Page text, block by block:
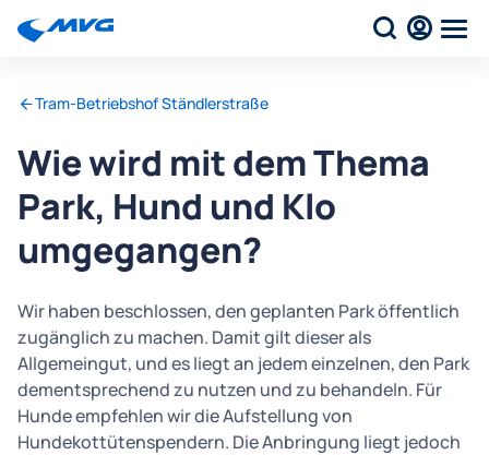
Tram-Betriebshof Ständlerstraße
Wie wird mit dem Thema
Park, Hund und Klo
umgegangen?
Wir haben beschlossen, den geplanten Park öffentlich
zugänglich zu machen. Damit gilt dieser als
Allgemeingut, und es liegt an jedem einzelnen, den Park
dementsprechend zu nutzen und zu behandeln. Für
Hunde empfehlen wir die Aufstellung von
Hundekottütenspendern. Die Anbringung liegt jedoch